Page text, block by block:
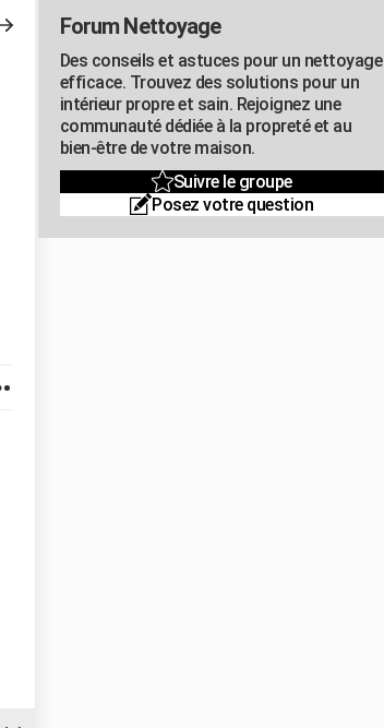
Forum Nettoyage
Des conseils et astuces pour un nettoyage
efficace. Trouvez des solutions pour un
intérieur propre et sain. Rejoignez une
communauté dédiée à la propreté et au
bien-être de votre maison.
Suivre le groupe
Posez votre question